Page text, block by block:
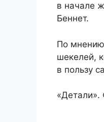
в начале
Беннет.
По мнению
шекелей,
в пользу
«Детали».